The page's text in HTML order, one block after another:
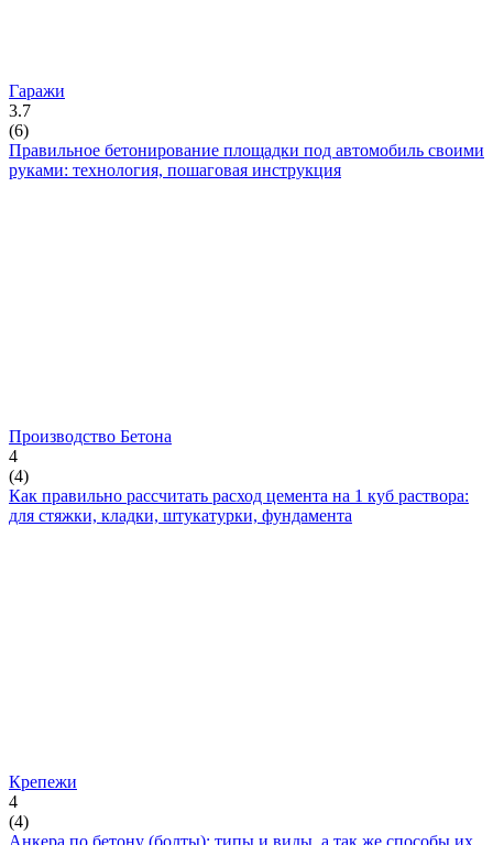
Гаражи
3.7
(6)
Правильное бетонирование площадки под автомобиль своими
руками: технология, пошаговая инструкция
Производство Бетона
4
(4)
Как правильно рассчитать расход цемента на 1 куб раствора:
для стяжки, кладки, штукатурки, фундамента
Крепежи
4
(4)